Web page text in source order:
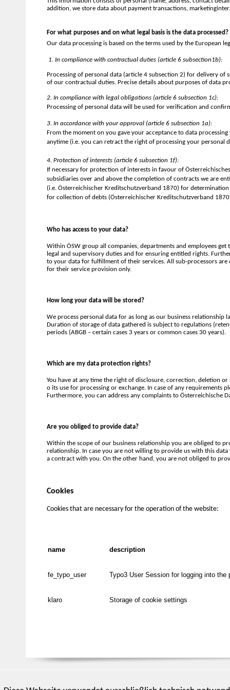
addition, we store data about payment transactions,
For what purposes and on what legal basis is the data processed?
Our data processing is based on the terms used by the European
1. In compliance with contractual duties (article 6 subsection1b):
Processing of personal data (article 4 subsection 2) for delivery
of our contractual duties. Precise details about purposes of data
2. In compliance with legal obligations (article 6 subsection 1c):
Processing of personal data will be used for verification and
3. In accordance with your approval (article 6 subsection 1a):
From the moment on you gave your acceptance to data
anytime (i.e. you can retract the right of processing your personal
4. Protection of interests (article 6 subsection 1f):
If necessary for protection of interests in favour of
subsidiaries over and above the completion of contracts we are
(i.e. Österreichischer Kreditschutzverband 1870) for
for collection of debts (Österreichischer Kreditschutzverband
Who has access to your data?
Within ÖSW group all companies, departments and employees
legal and supervisory duties and for ensuring entitled rights.
to your data for fulfillment of their services. All sub-processors
for their service provision only.
How long your data will be stored?
We process personal data for as long as our business
Duration of storage of data gathered is subject to regulations
periods (ABGB – certain cases 3 years or common cases 30 years).
Which are my data protection rights?
You have at any time the right of disclosure, correction, deletion
o its use for processing or exchange. In case of any requirements
Furthermore, you can address any complaints to Österreichische
Are you obliged to provide data?
Within the scope of our business relationship you are obliged to
relationship. In case you are not willing to provide us with this
a contract with you. On the other hand, you are not obliged to
Cookies
Cookies that are necessary for the operation of the website:
name description
fe_typo_user Typo3 User Session for logging into the
klaro Storage of cookie settings